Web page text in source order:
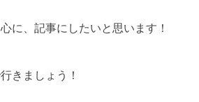
に、記事にしたいと思います！
きましょう！